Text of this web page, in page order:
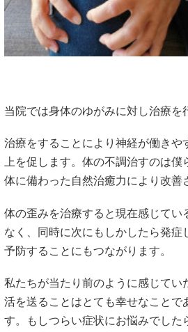
当院では身体のゆがみに対し治療を
治療をすることにより神経が働きや
上を促します。体の不調治すのは僕
体に備わった自然治癒力により改善
体の歪みを治療すると現在感じてい
なく、同時に次にもしかしたら発症
予防することにもつながります。
私たちが当たり前のように感じてい
活を送ることはとても幸せなことで
す。もしつらい症状にお悩みでした